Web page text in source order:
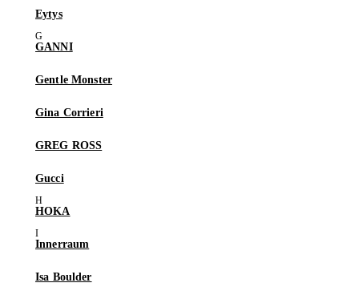
Eytys
GANNI
Gentle Monster
Gina Corrieri
GREG ROSS
Gucci
HOKA
Innerraum
Isa Boulder